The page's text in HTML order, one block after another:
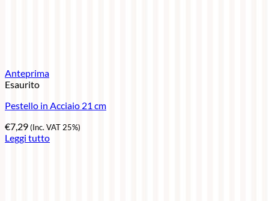
Anteprima
Esaurito
Pestello in Acciaio 21 cm
€7,29(Inc. VAT 25%)
Leggi tutto